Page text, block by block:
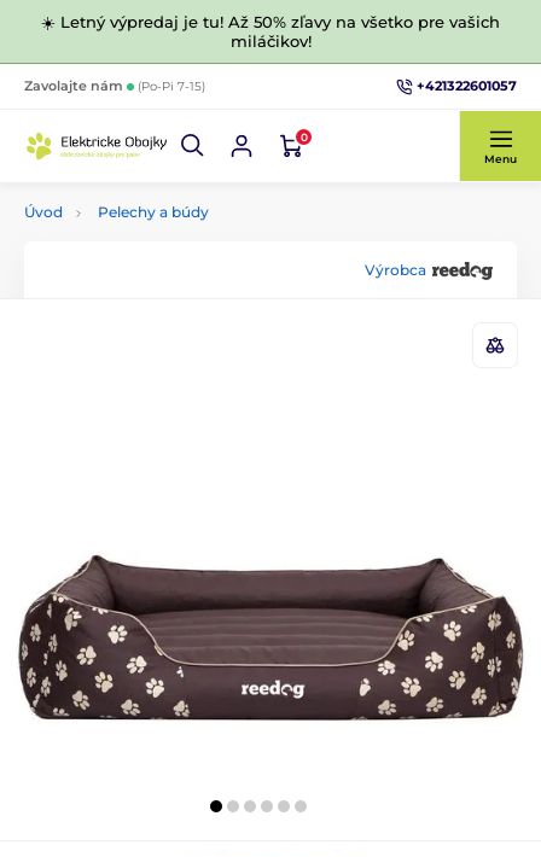
☀️ Letný výpredaj je tu! Až 50% zľavy na všetko pre vašich
miláčikov!
Zavolajte nám (Po-Pi 7-15) +421322601057
0
Menu
Úvod Pelechy a búdy
Výrobca